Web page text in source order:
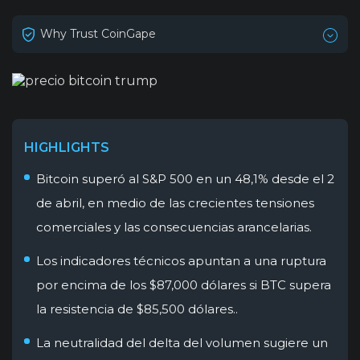
Why Trust CoinGape
HIGHLIGHTS
Bitcoin superó al S&P 500 en un 48,1% desde el 2
de abril, en medio de las crecientes tensiones
comerciales y las consecuencias arancelarias.
Los indicadores técnicos apuntan a una ruptura
por encima de los $87,000 dólares si BTC supera
la resistencia de $85,500 dólares..
La neutralidad del delta del volumen sugiere un